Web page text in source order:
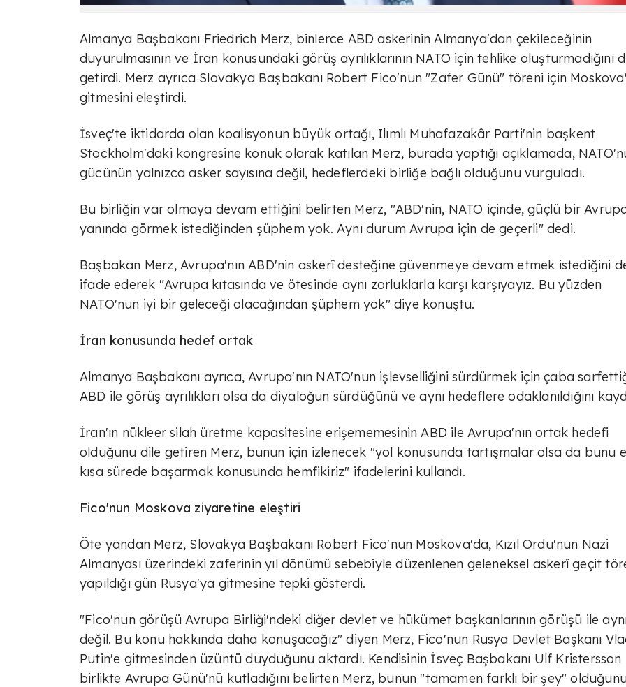
Almanya Başbakanı Friedrich Merz, binlerce ABD askerinin Almanya'dan çekileceğinin
duyurulmasının ve İran konusundaki görüş ayrılıklarının NATO için tehlike oluşturmadığını
getirdi. Merz ayrıca Slovakya Başbakanı Robert Fico'nun "Zafer Günü" töreni için
gitmesini eleştirdi.
İsveç'te iktidarda olan koalisyonun büyük ortağı, Ilımlı Muhafazakâr Parti'nin başkent
Stockholm'daki kongresine konuk olarak katılan Merz, burada yaptığı açıklamada,
gücünün yalnızca asker sayısına değil, hedeflerdeki birliğe bağlı olduğunu vurguladı.
Bu birliğin var olmaya devam ettiğini belirten Merz, "ABD'nin, NATO içinde, güçlü bir
yanında görmek istediğinden şüphem yok. Aynı durum Avrupa için de geçerli" dedi.
Başbakan Merz, Avrupa'nın ABD'nin askerî desteğine güvenmeye devam etmek istediğini
ifade ederek "Avrupa kıtasında ve ötesinde aynı zorluklarla karşı karşıyayız. Bu yüzden
NATO'nun iyi bir geleceği olacağından şüphem yok" diye konuştu.
İran konusunda hedef ortak
Almanya Başbakanı ayrıca, Avrupa'nın NATO'nun işlevselliğini sürdürmek için çaba
ABD ile görüş ayrılıkları olsa da diyaloğun sürdüğünü ve aynı hedeflere odaklanıldığını
İran'ın nükleer silah üretme kapasitesine erişememesinin ABD ile Avrupa'nın ortak hedefi
olduğunu dile getiren Merz, bunun için izlenecek "yol konusunda tartışmalar olsa da bunu
kısa sürede başarmak konusunda hemfikiriz" ifadelerini kullandı.
Fico'nun Moskova ziyaretine eleştiri
Öte yandan Merz, Slovakya Başbakanı Robert Fico'nun Moskova'da, Kızıl Ordu'nun Nazi
Almanyası üzerindeki zaferinin yıl dönümü sebebiyle düzenlenen geleneksel askerî geçit
yapıldığı gün Rusya'ya gitmesine tepki gösterdi.
"Fico'nun görüşü Avrupa Birliği'ndeki diğer devlet ve hükümet başkanlarının görüşü ile
değil. Bu konu hakkında daha konuşacağız" diyen Merz, Fico'nun Rusya Devlet Başkanı
Putin'e gitmesinden üzüntü duyduğunu aktardı. Kendisinin İsveç Başbakanı Ulf Kristersson
birlikte Avrupa Günü'nü kutladığını belirten Merz, bunun "tamamen farklı bir şey"